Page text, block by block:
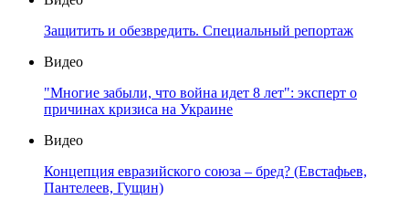
Защитить и обезвредить. Специальный репортаж
Видео
"Многие забыли, что война идет 8 лет": эксперт о
причинах кризиса на Украине
Видео
Концепция евразийского союза – бред? (Евстафьев,
Пантелеев, Гущин)